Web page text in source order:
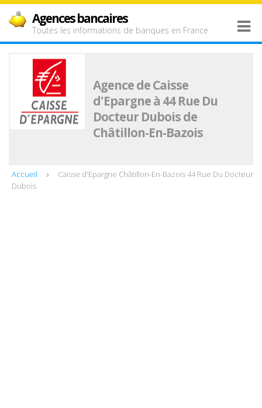
Agences bancaires
Toutes les informations de banques en France
Agence de Caisse
d'Epargne à 44 Rue Du
Docteur Dubois de
Châtillon-En-Bazois
Accueil
Caisse d'Epargne Châtillon-En-Bazois 44 Rue Du Docteur
Dubois